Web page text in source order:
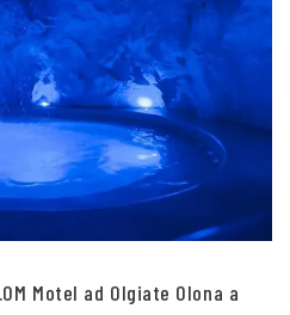
Motel ad Olgiate Olona a